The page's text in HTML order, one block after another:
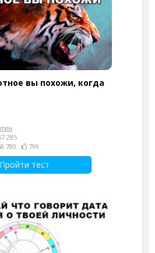
вы похожи, когда
285
780
799
Пройти тест